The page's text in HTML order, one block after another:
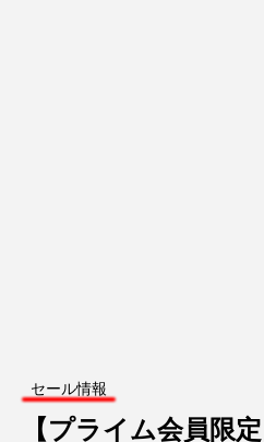
セール情報
【プライム会員限